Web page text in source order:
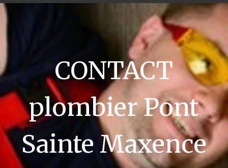
CONTACT
plombier Pont
Sainte Maxence